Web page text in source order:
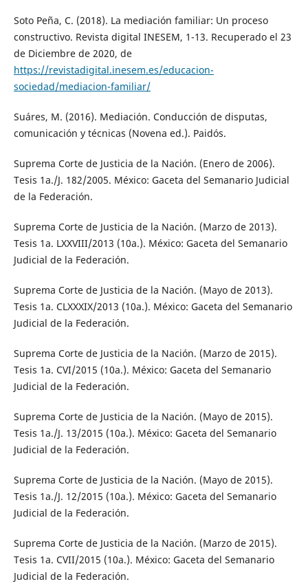
Soto Peña, C. (2018). La mediación familiar: Un proceso
constructivo. Revista digital INESEM, 1-13. Recuperado el 23
de Diciembre de 2020, de
https://revistadigital.inesem.es/educacion-
sociedad/mediacion-familiar/
Suáres, M. (2016). Mediación. Conducción de disputas,
comunicación y técnicas (Novena ed.). Paidós.
Suprema Corte de Justicia de la Nación. (Enero de 2006).
Tesis 1a./J. 182/2005. México: Gaceta del Semanario Judicial
de la Federación.
Suprema Corte de Justicia de la Nación. (Marzo de 2013).
Tesis 1a. LXXVIII/2013 (10a.). México: Gaceta del Semanario
Judicial de la Federación.
Suprema Corte de Justicia de la Nación. (Mayo de 2013).
Tesis 1a. CLXXXIX/2013 (10a.). México: Gaceta del Semanario
Judicial de la Federación.
Suprema Corte de Justicia de la Nación. (Marzo de 2015).
Tesis 1a. CVI/2015 (10a.). México: Gaceta del Semanario
Judicial de la Federación.
Suprema Corte de Justicia de la Nación. (Mayo de 2015).
Tesis 1a./J. 13/2015 (10a.). México: Gaceta del Semanario
Judicial de la Federación.
Suprema Corte de Justicia de la Nación. (Mayo de 2015).
Tesis 1a./J. 12/2015 (10a.). México: Gaceta del Semanario
Judicial de la Federación.
Suprema Corte de Justicia de la Nación. (Marzo de 2015).
Tesis 1a. CVII/2015 (10a.). México: Gaceta del Semanario
Judicial de la Federación.